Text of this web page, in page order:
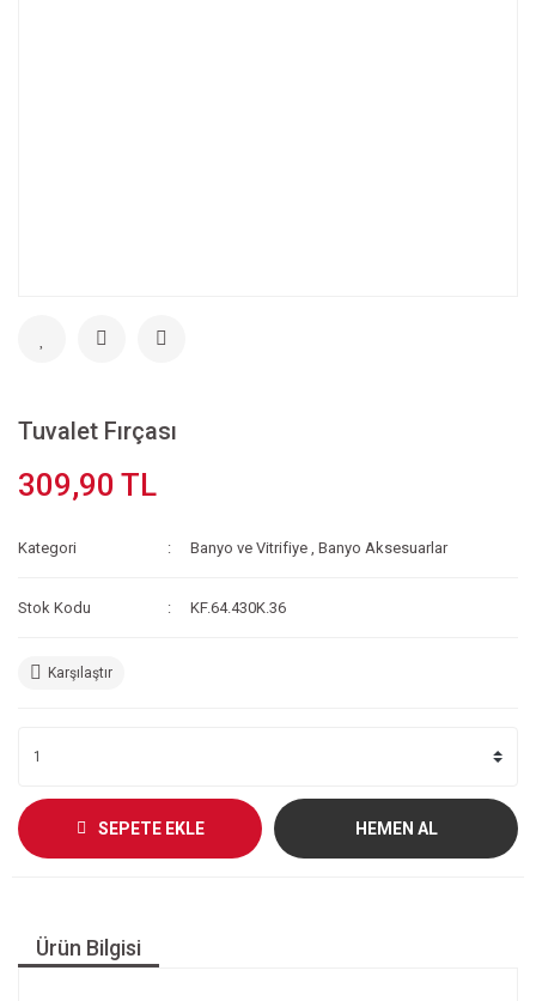
Tuvalet Fırçası
309,90 TL
Kategori Banyo ve Vitrifiye ,Banyo Aksesuarlar
Stok Kodu KF.64.430K.36
Karşılaştır
SEPETE EKLE HEMEN AL
Ürün Bilgisi